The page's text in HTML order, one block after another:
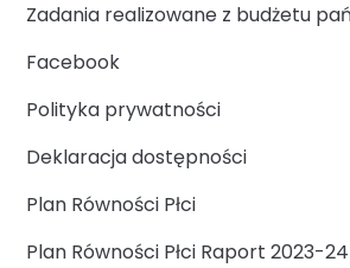
Zadania realizowane z budżetu
Facebook
Polityka prywatności
Deklaracja dostępności
Plan Równości Płci
Plan Równości Płci Raport 2023-24